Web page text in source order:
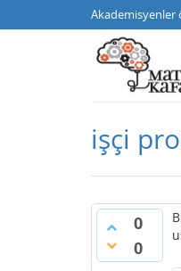
işçi
0
0